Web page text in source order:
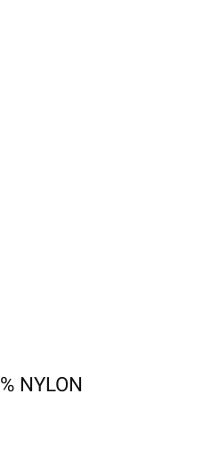
NYLON